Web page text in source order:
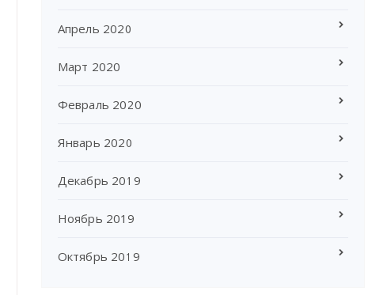
Апрель 2020
Март 2020
Февраль 2020
Январь 2020
Декабрь 2019
Ноябрь 2019
Октябрь 2019